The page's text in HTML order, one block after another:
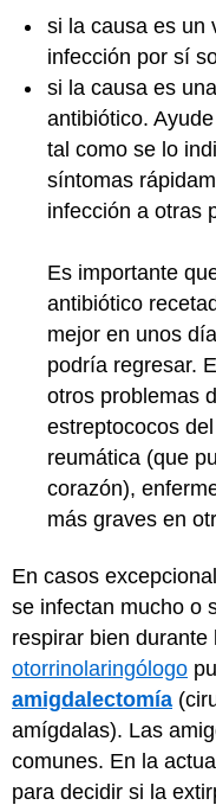
si la causa es un
infección por sí
si la causa es
antibiótico.
tal como se lo
síntomas
infección a otras
Es importante
antibiótico
mejor en unos
podría regresar.
otros problemas
estreptococos
reumática (que
corazón),
más graves en
En casos
se infectan mucho o
respirar bien
otorrinolaringólogo
amigdalectomía
amígdalas). Las
comunes. En la
para decidir si la